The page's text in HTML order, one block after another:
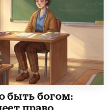
быть богом:
право